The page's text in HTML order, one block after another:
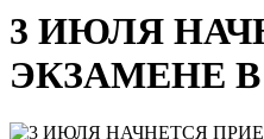
3 ИЮЛЯ
ЭКЗАМЕНЕ